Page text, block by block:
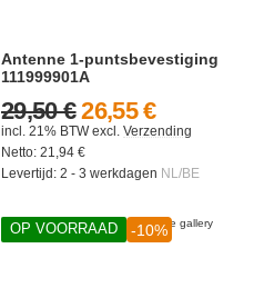
Antenne 1-puntsbevestiging
111999901A
26,55 €
29,50 €
incl. 21% BTWexcl. Verzending
Netto: 21,94 €
Levertijd: 2 - 3 werkdagen NL/BE
OP VOORRAAD -10%